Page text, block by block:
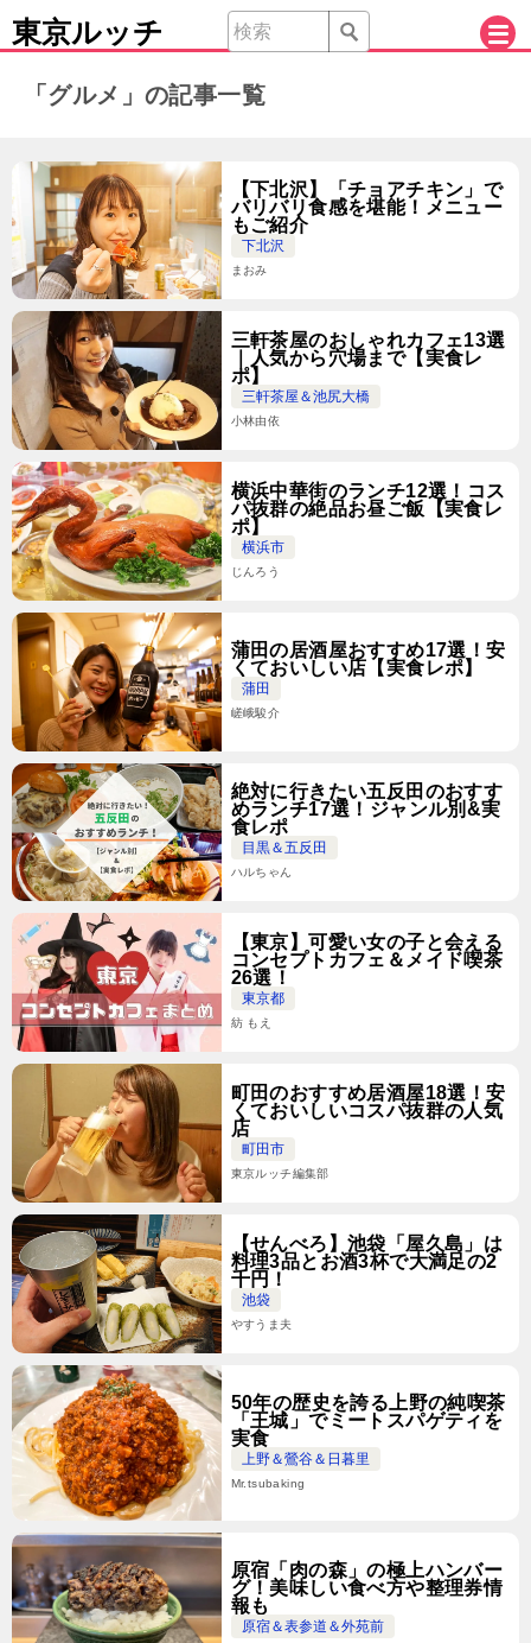
東京ルッチ
「グルメ」の記事一覧
【下北沢】「チョアチキン」で
バリバリ食感を堪能！メニュー
もご紹介
下北沢
まおみ
三軒茶屋のおしゃれカフェ13選
｜人気から穴場まで【実食レ
ポ】
三軒茶屋＆池尻大橋
小林由依
横浜中華街のランチ12選！コス
パ抜群の絶品お昼ご飯【実食レ
ポ】
横浜市
じんろう
蒲田の居酒屋おすすめ17選！安
くておいしい店【実食レポ】
蒲田
嵯峨駿介
絶対に行きたい五反田のおすす
めランチ17選！ジャンル別&実
食レポ
目黒＆五反田
ハルちゃん
【東京】可愛い女の子と会える
コンセプトカフェ＆メイド喫茶
26選！
東京都
紡 もえ
町田のおすすめ居酒屋18選！安
くておいしいコスパ抜群の人気
店
町田市
東京ルッチ編集部
【せんべろ】池袋「屋久島」は
料理3品とお酒3杯で大満足の2
千円！
池袋
やすうま夫
50年の歴史を誇る上野の純喫茶
「王城」でミートスパゲティを
実食
上野＆鶯谷＆日暮里
Mr.tsubaking
原宿「肉の森」の極上ハンバー
グ！美味しい食べ方や整理券情
報も
原宿＆表参道＆外苑前